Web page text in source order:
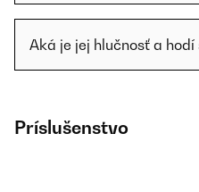
Aká je jej hlučnosť a
Príslušenstvo